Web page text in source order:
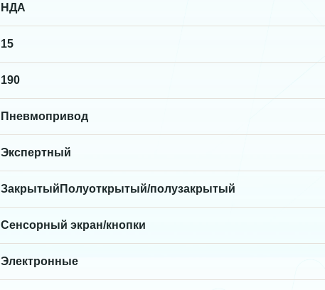
НДА
15
190
Пневмопривод
Экспертный
ЗакрытыйПолуоткрытый/полузакрытый
Сенсорный экран/кнопки
Электронные